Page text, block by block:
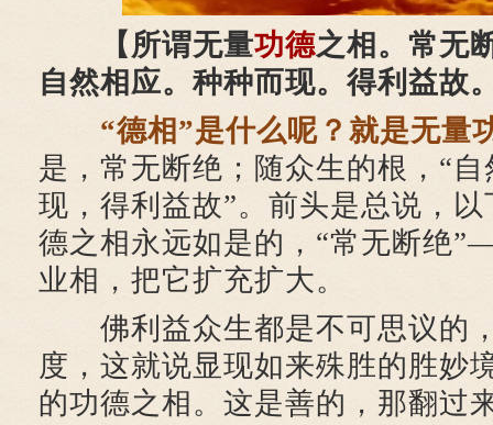
【所谓无量功德之相。常无
自然相应。种种而现。得利益故
“德相”是什么呢？就是无量
是，常无断绝；随众生的根，“
现，得利益故”。前头是总说，
德之相永远如是的，“常无断绝
业相，把它扩充扩大。
佛利益众生都是不可思议的
度，这就说显现如来殊胜的胜妙
的功德之相。这是善的，那翻过